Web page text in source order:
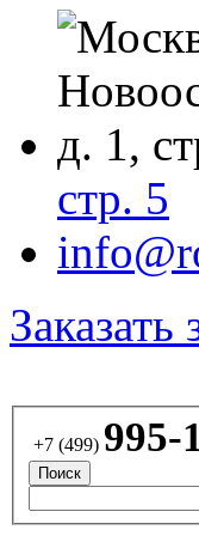
стр. 5
Заказать
+7 (499) 995-